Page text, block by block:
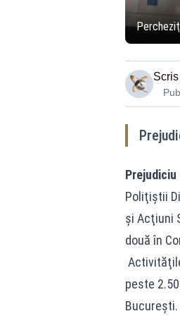
Poliţiştii
şi Acţiuni
două în
peste
Bucureşti.